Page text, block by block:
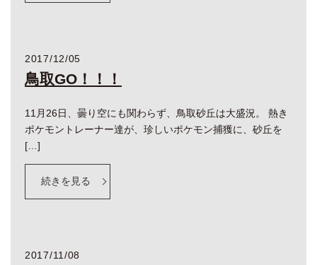
2017/12/05
鳥取GO！！！
11月26日、曇り空にも関わらず、鳥取砂丘は大盛況。 熱き
ポケモントレーナー達が、珍しいポケモン捕獲に、砂丘を
[…]
続きを見る
2017/11/08